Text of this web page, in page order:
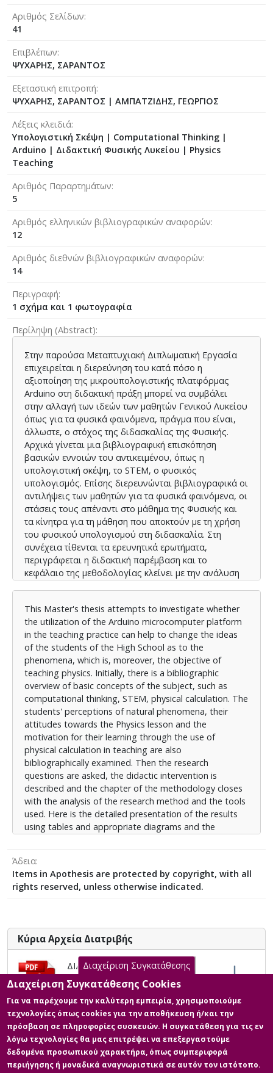
Αριθμός Σελίδων
41
Επιβλέπων
ΨΥΧΑΡΗΣ, ΣΑΡΑΝΤΟΣ
Εξεταστική επιτροπή
ΨΥΧΑΡΗΣ, ΣΑΡΑΝΤΟΣ | ΑΜΠΑΤΖΙΔΗΣ, ΓΕΩΡΓΙΟΣ
Λέξεις κλειδιά
Υπολογιστική Σκέψη | Computational Thinking |
Arduino | Διδακτική Φυσικής Λυκείου | Physics
Teaching
Αριθμός Παραρτημάτων
5
Αριθμός ελληνικών βιβλιογραφικών αναφορών
12
Αριθμός διεθνών βιβλιογραφικών αναφορών
14
Περιγραφή
1 σχήμα και 1 φωτογραφία
Περίληψη (Abstract)
Στην παρούσα Μεταπτυχιακή Διπλωματική Εργασία
επιχειρείται η διερεύνηση του κατά πόσο η
αξιοποίηση της μικροϋπολογιστικής πλατφόρμας
Arduino στη διδακτική πράξη μπορεί να συμβάλει
στην αλλαγή των ιδεών των μαθητών Γενικού Λυκείου
όπως για τα φυσικά φαινόμενα, πράγμα που είναι,
άλλωστε, ο στόχος της διδασκαλίας της Φυσικής.
Αρχικά γίνεται μια βιβλιογραφική επισκόπηση
βασικών εννοιών του αντικειμένου, όπως η
υπολογιστική σκέψη, το STEM, ο φυσικός
υπολογισμός. Επίσης διερευνώνται βιβλιογραφικά οι
αντιλήψεις των μαθητών για τα φυσικά φαινόμενα, οι
στάσεις τους απέναντι στο μάθημα της Φυσικής και
τα κίνητρα για τη μάθηση που αποκτούν με τη χρήση
του φυσικού υπολογισμού στη διδασκαλία. Στη
συνέχεια τίθενται τα ερευνητικά ερωτήματα,
περιγράφεται η διδακτική παρέμβαση και το
κεφάλαιο της μεθοδολογίας κλείνει με την ανάλυση
παρουσίαση των αποτελεσμάτων με χρήση πινάκων
και κατάλληλων διαγραμμάτων και εξάγονται τα
σχετικά συμπεράσματα. Στα παραρτήματα της
εργασίας δίνονται τα ερευνητικά εργαλεία
(ερωτηματολόγια)
This Master's thesis attempts to investigate whether
the utilization of the Arduino microcomputer platform
in the teaching practice can help to change the ideas
of the students of the High School as to the
phenomena, which is, moreover, the objective of
teaching physics. Initially, there is a bibliographic
overview of basic concepts of the subject, such as
computational thinking, STEM, physical calculation. The
students' perceptions of natural phenomena, their
attitudes towards the Physics lesson and the
motivation for their learning through the use of
physical calculation in teaching are also
bibliographically examined. Then the research
questions are asked, the didactic intervention is
described and the chapter of the methodology closes
with the analysis of the research method and the tools
used. Here is the detailed presentation of the results
using tables and appropriate diagrams and the
Άδεια
Items in Apothesis are protected by copyright, with all
rights reserved, unless otherwise indicated.
Κύρια Αρχεία Διατριβής
ΔΙΔΑΚΤΙΚΗ ΑΞΙΟΠΟΙΗΣΗ ΤΗΣ
ΜΙΚΡΟΫΠΟΛΟΓΙΣΤΙΚΗΣ
ΠΛΑΤΦΟΡΜΑΣ ARDUINO ΓΙΑ ΤΗΝ
ΑΛΛΑΓΗ ΤΩΝ ΙΔΕΩΝ ΤΩΝ
ΜΑΘΗΤΩΝ ΓΙΑ ΤΑ ΦΥΣΙΚΑ
ΦΑΙΝΟΜΕΝΑ
Περιγραφή: ΤΟΥΜΑΝΙΔΗΣ
ΝΙΚΟΛΑΟΣ.pdf (pdf)
Πληροφορίες: Κυρίως σώμα
Διαχείριση Συγκατάθεσης
Διαχείριση Συγκατάθεσης Cookies
Για να παρέχουμε την καλύτερη εμπειρία, χρησιμοποιούμε
τεχνολογίες όπως cookies για την αποθήκευση ή/και την
πρόσβαση σε πληροφορίες συσκευών. Η συγκατάθεση για τις εν
λόγω τεχνολογίες θα μας επιτρέψει να επεξεργαστούμε
δεδομένα προσωπικού χαρακτήρα, όπως συμπεριφορά
περιήγησης ή μοναδικά αναγνωριστικά σε αυτόν τον ιστότοπο.